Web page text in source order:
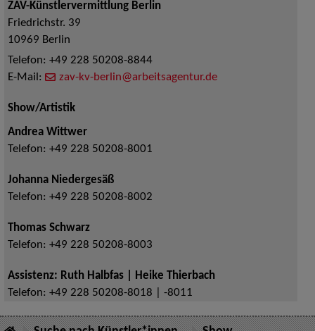
ZAV-Künstlervermittlung Berlin
Friedrichstr. 39
10969 Berlin
Telefon: +49 228 50208-8844
E-Mail:
zav-kv-berlin@arbeitsagentur.de
Show/Artistik
Andrea Wittwer
Telefon: +49 228 50208-8001
Johanna Niedergesäß
Telefon: +49 228 50208-8002
Thomas Schwarz
Telefon: +49 228 50208-8003
Assistenz: Ruth Halbfas | Heike Thierbach
Telefon: +49 228 50208-8018 | -8011